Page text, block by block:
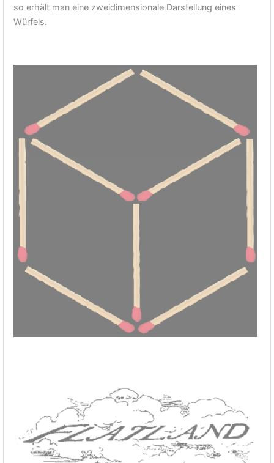
so erhält man eine zweidimensionale Darstellung eines
Würfels.